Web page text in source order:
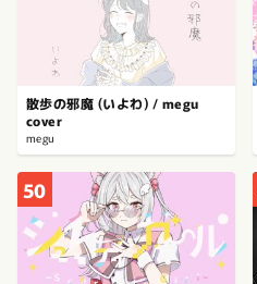
散歩の邪魔 (いよわ) / megu
cover
megu
50